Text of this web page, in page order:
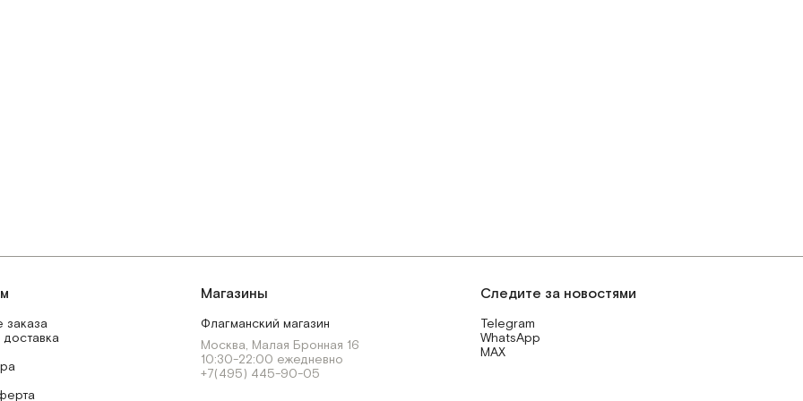
Следите за новостями
Telegram
WhatsApp
MAX
Магазины
Флагманский магазин
Москва, Малая Бронная 16
10:30-22:00 ежедневно
+7(495) 445-90-05